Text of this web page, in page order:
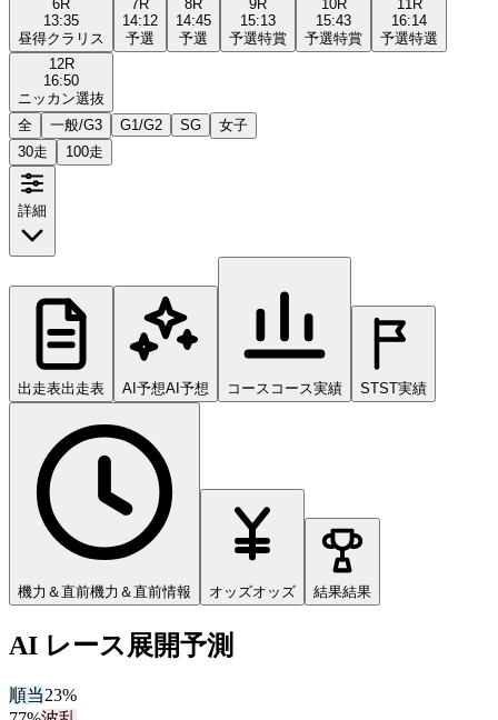
6R
13:35
昼得クラリス
7R
14:12
予選
8R
14:45
予選
9R
15:13
予選特賞
10R
15:43
予選特賞
11 R
16:14
予選特選
12R
16:50
ニッカン選抜
全
一般/G3 G1/G2 SG
女子
30走
100走
詳細
出走表出走表 AI予想AI予想 コース コース実績 STST実績
機力＆直前機力＆直前情報 オッズオッズ 結果結果
AI レース展開予測
順当23%